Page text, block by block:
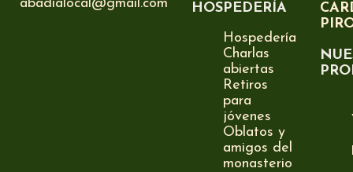
abadialocal@gmail.com
HOSPEDERÍA
Hospedería
Charlas
abiertas
Retiros
para
jóvenes
Oblatos y
amigos del
monasterio